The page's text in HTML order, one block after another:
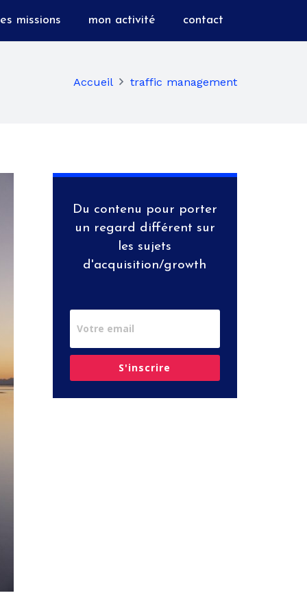
missions mon activité contact
Accueil traffic management
Du contenu pour porter
un regard différent sur
les sujets
d'acquisition/growth
S'inscrire